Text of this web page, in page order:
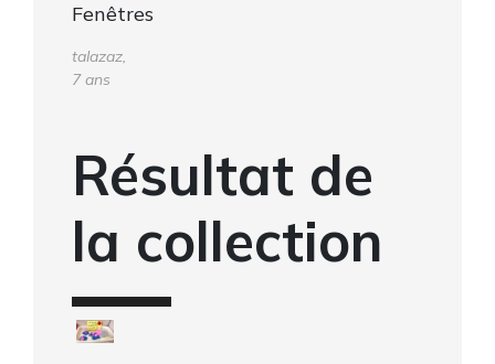
Fenêtres
talazaz,
7 ans
Résultat de
la collection